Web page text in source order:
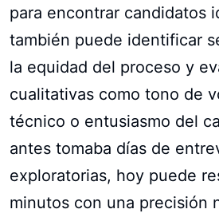
para encontrar candidatos
también puede identificar
la equidad del proceso y
cualitativas como tono de
técnico o entusiasmo del
antes tomaba días de
exploratorias, hoy puede
minutos con una precisión